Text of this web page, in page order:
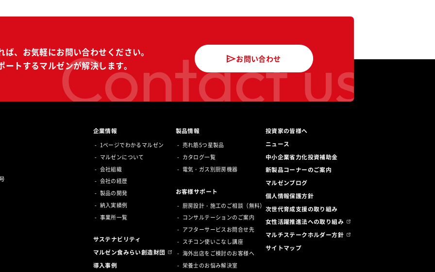
Contact us
、 お気軽にお問い合わせください。
ートするマルゼンが解決します。
お問い合わせ
企業情報
1ページでわかるマルゼン
マルゼンについて
会社組織
会社の経歴
製品の開発
納入実績例
事業所一覧
サステナビリティ
マルゼン食みらい創造財団
導入事例
製品情報
売れ筋5つ星製品
カタログ一覧
電気・ガス別厨房機器
お客様サポート
厨房設計・施工のご相談（無料）
コンサルテーションのご案内
アフターサービスお問合せ先
スチコン使いこなし講座
海外出店をご検討のお客様へ
栄養士のお悩み解決室
投資家の皆様へ
ニュース
中小企業省力化投資補助金
新製品コーナーのご案内
マルゼンブログ
個人情報保護方針
次世代育成支援の取り組み
女性活躍推進法への取り組み
マルチステークホルダー方針
サイトマップ